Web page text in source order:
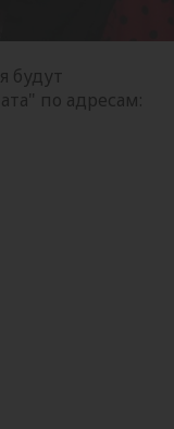
будут
по адресам: